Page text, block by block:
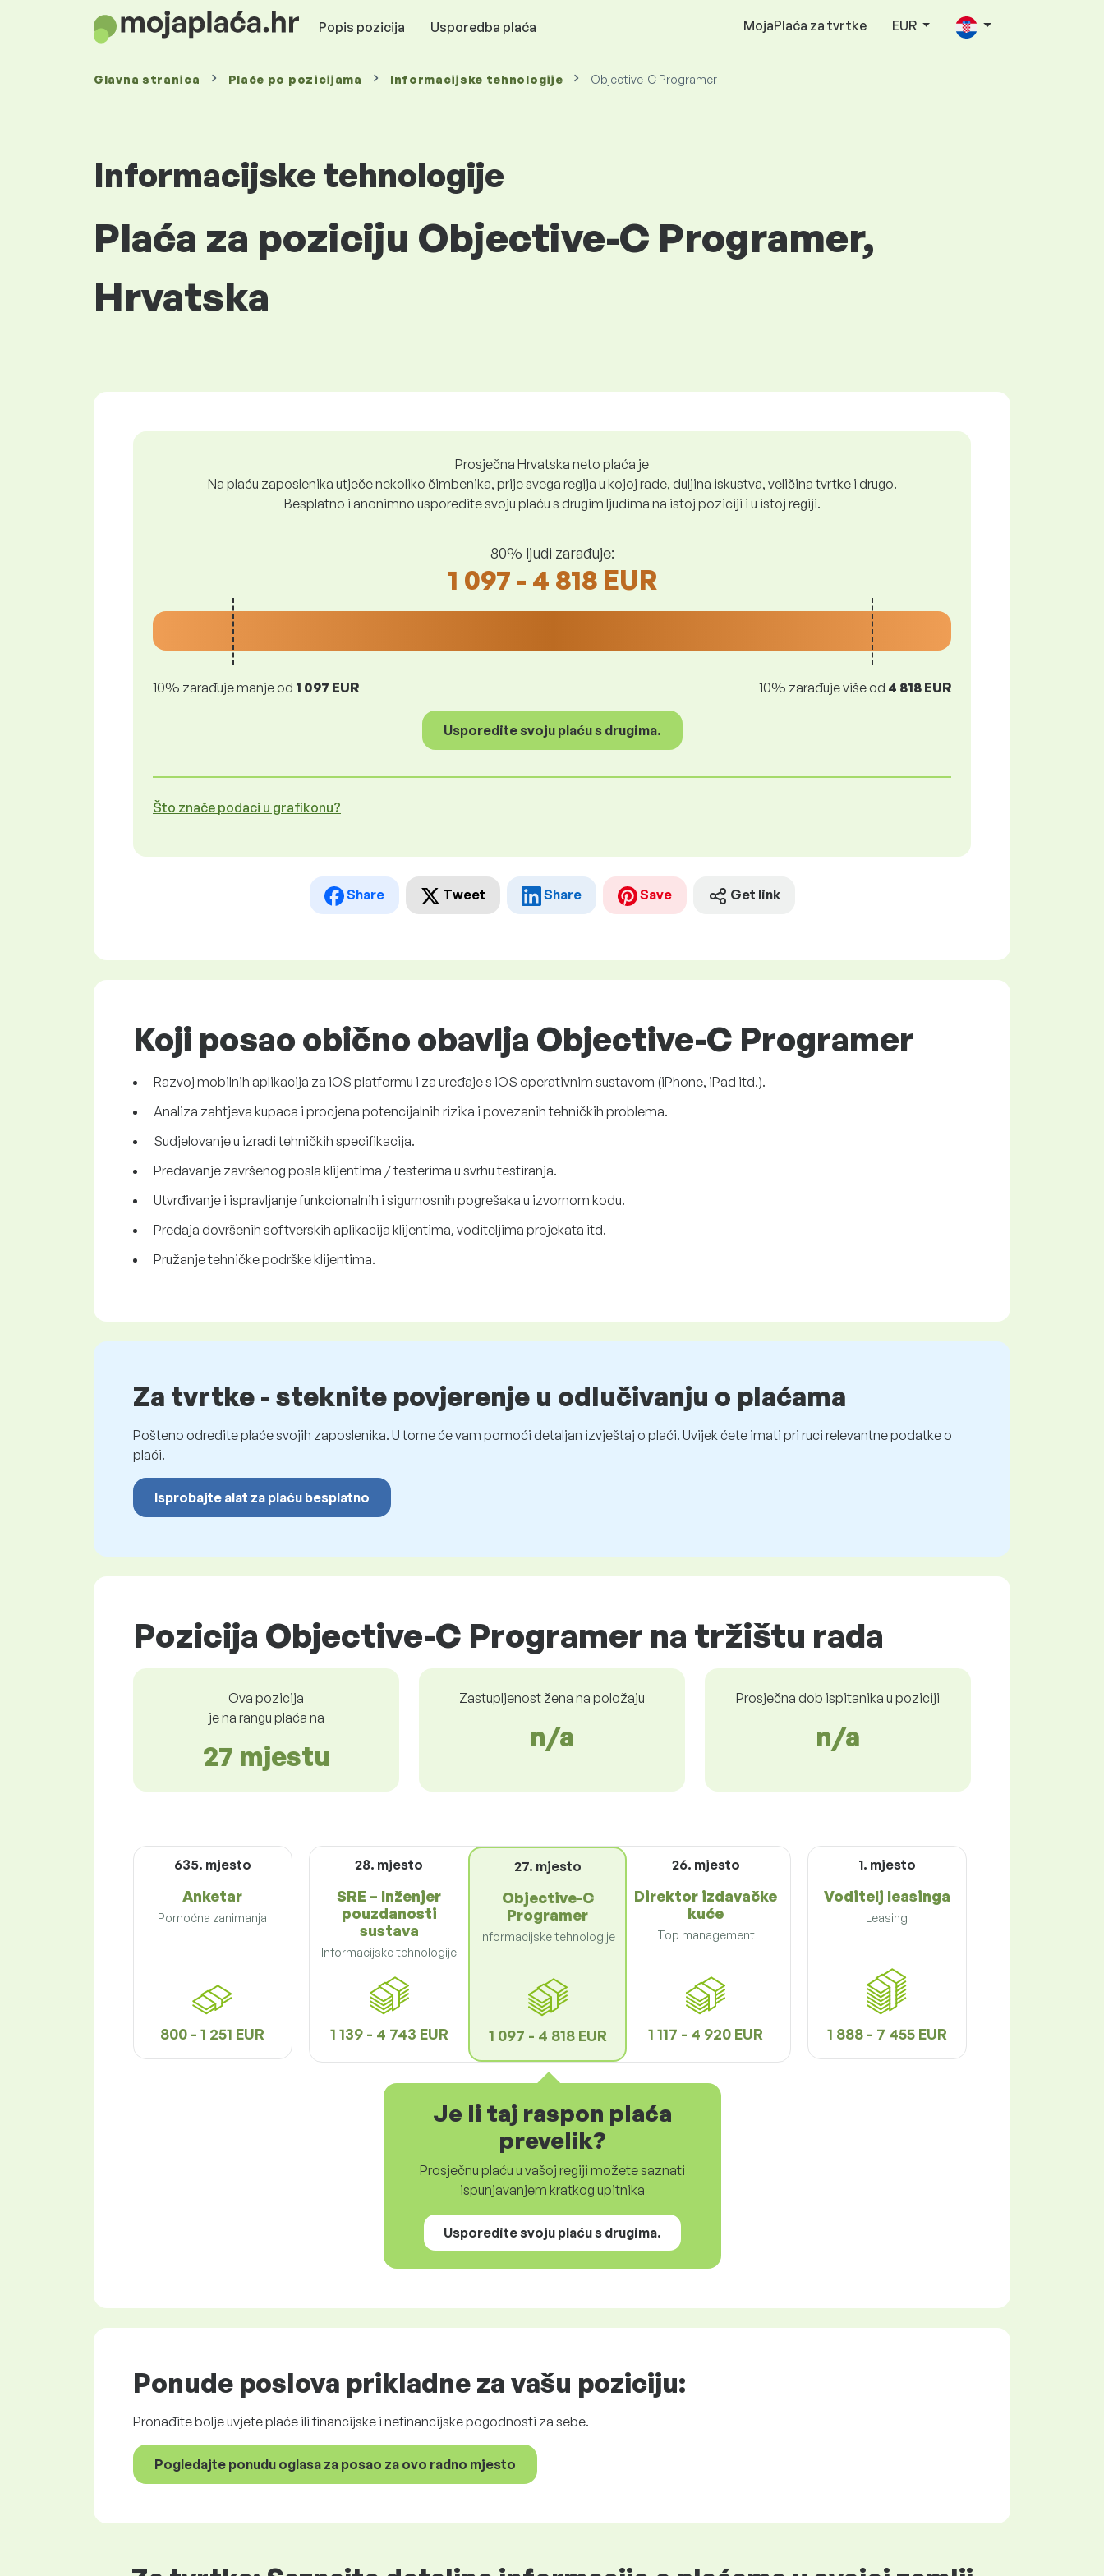
Popis pozicija Usporedba plaća MojaPlaća za tvrtke EUR
Glavna stranica Plaće po pozicijama Informacijske tehnologije Objective-C Programer
Informacijske tehnologije
Plaća za poziciju Objective-C Programer,
Hrvatska
Prosječna Hrvatska neto plaća je
Na plaću zaposlenika utječe nekoliko čimbenika, prije svega regija u kojoj rade, duljina iskustva, veličina tvrtke i drugo.
Besplatno i anonimno usporedite svoju plaću s drugim ljudima na istoj poziciji i u istoj regiji.
80% ljudi zarađuje:
1 097 - 4 818 EUR
10% zarađuje manje od 1 097 EUR 10% zarađuje više od 4 818 EUR
Usporedite svoju plaću s drugima.
Što znače podaci u grafikonu?
Share Tweet Share Save Get link
Koji posao obično obavlja Objective-C Programer
Razvoj mobilnih aplikacija za iOS platformu i za uređaje s iOS operativnim sustavom (iPhone, iPad itd.).
Analiza zahtjeva kupaca i procjena potencijalnih rizika i povezanih tehničkih problema.
Sudjelovanje u izradi tehničkih specifikacija.
Predavanje završenog posla klijentima / testerima u svrhu testiranja.
Utvrđivanje i ispravljanje funkcionalnih i sigurnosnih pogrešaka u izvornom kodu.
Predaja dovršenih softverskih aplikacija klijentima, voditeljima projekata itd.
Pružanje tehničke podrške klijentima.
Za tvrtke - steknite povjerenje u odlučivanju o plaćama
Pošteno odredite plaće svojih zaposlenika. U tome će vam pomoći detaljan izvještaj o plaći. Uvijek ćete imati pri ruci relevantne podatke o
plaći.
Isprobajte alat za plaću besplatno
Pozicija Objective-C Programer na tržištu rada
Ova pozicija
je na rangu plaća na
27 mjestu
Zastupljenost žena na položaju
n/a
Prosječna dob ispitanika u poziciji
n/a
635. mjesto
Anketar
Pomoćna zanimanja
800 - 1 251 EUR
28. mjesto
SRE – Inženjer
pouzdanosti
sustava
Informacijske tehnologije
1 139 - 4 743 EUR
27. mjesto
Objective-C
Programer
Informacijske tehnologije
1 097 - 4 818 EUR
26. mjesto
Direktor izdavačke
kuće
Top management
1 117 - 4 920 EUR
1. mjesto
Voditelj leasinga
Leasing
1 888 - 7 455 EUR
Je li taj raspon plaća
prevelik?
Prosječnu plaću u vašoj regiji možete saznati
ispunjavanjem kratkog upitnika
Usporedite svoju plaću s drugima.
Ponude poslova prikladne za vašu poziciju:
Pronađite bolje uvjete plaće ili financijske i nefinancijske pogodnosti za sebe.
Pogledajte ponudu oglasa za posao za ovo radno mjesto